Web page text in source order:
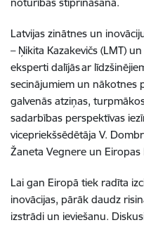
Latvijas zinātnes un
– Ņikita Kazakevičs (LMT)
eksperti dalījās ar
secinājumiem un nākotnes
galvenās atziņas,
sadarbības perspektīvas
vicepriekšsēdētāja V.
Žaneta Vegnere un
Lai gan Eiropā tiek radīta
inovācijas, pārāk daudz
izstrādi un ieviešanu.